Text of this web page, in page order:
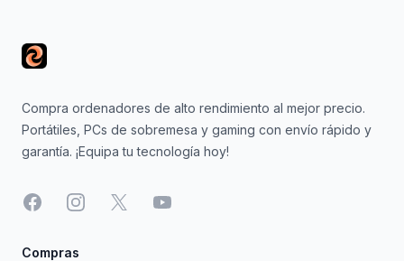
Compra ordenadores de alto rendimiento al mejor precio.
Portátiles, PCs de sobremesa y gaming con envío rápido y
garantía. ¡Equipa tu tecnología hoy!
FacebookInstagram
X YouTube
Compras